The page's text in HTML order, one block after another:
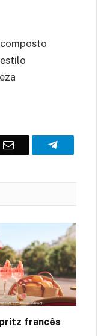
E-
Telegrama
francês